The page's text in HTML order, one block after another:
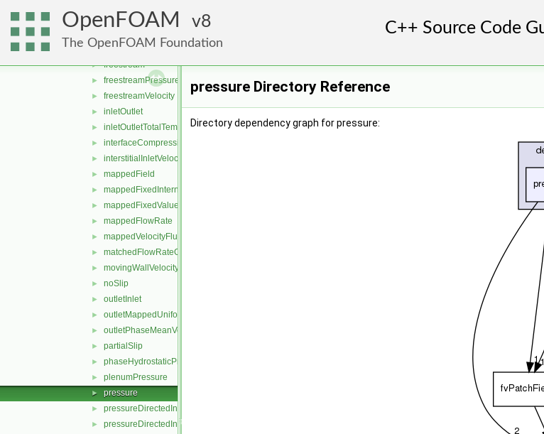
OpenFOAM 8
The OpenFOAM Foundation
► flowRateInletVelocity
► fluxCorrectedVelocity
► freestream
► freestreamPressure
► freestreamVelocity
► inletOutlet
► inletOutletTotalTemperature
► interfaceCompression
► interstitialInletVelocity
► mappedField
► mappedFixedInternalValue
► mappedFixedValue
► mappedFlowRate
► mappedVelocityFluxFixedValue
► matchedFlowRateOutletVelocity
► movingWallVelocity
► noSlip
► outletInlet
► outletMappedUniformInlet
► outletPhaseMeanVelocity
► partialSlip
► phaseHydrostaticPressure
► plenumPressure
► pressure
► pressureDirectedInletOutletVelocity
► pressureDirectedInletVelocity
pressure Directory Reference
Directory dependency graph for pressure: